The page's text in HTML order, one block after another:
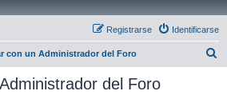
Identificarse
Registrarse
con un Administrador del Foro
del Foro